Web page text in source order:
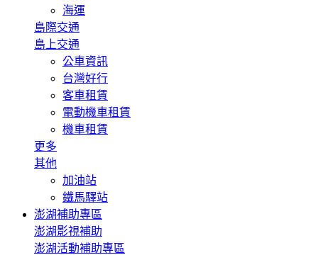
海運
島際交通
島上交通
公車資訊
台灣好行
客車租賃
電動機車租賃
機車租賃
更多
其他
加油站
鐵馬驛站
澎湖補助專區
澎湖影視補助
澎湖活動補助專區